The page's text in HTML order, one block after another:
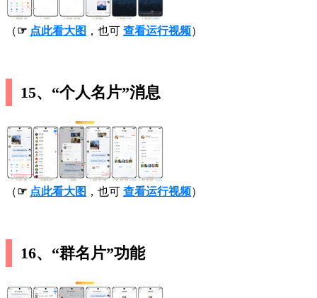
（☞ 点此看大图 ，也可 查看运行视频）
15、“个人名片”消息
（☞ 点此看大图 ，也可 查看运行视频）
16、“群名片”功能